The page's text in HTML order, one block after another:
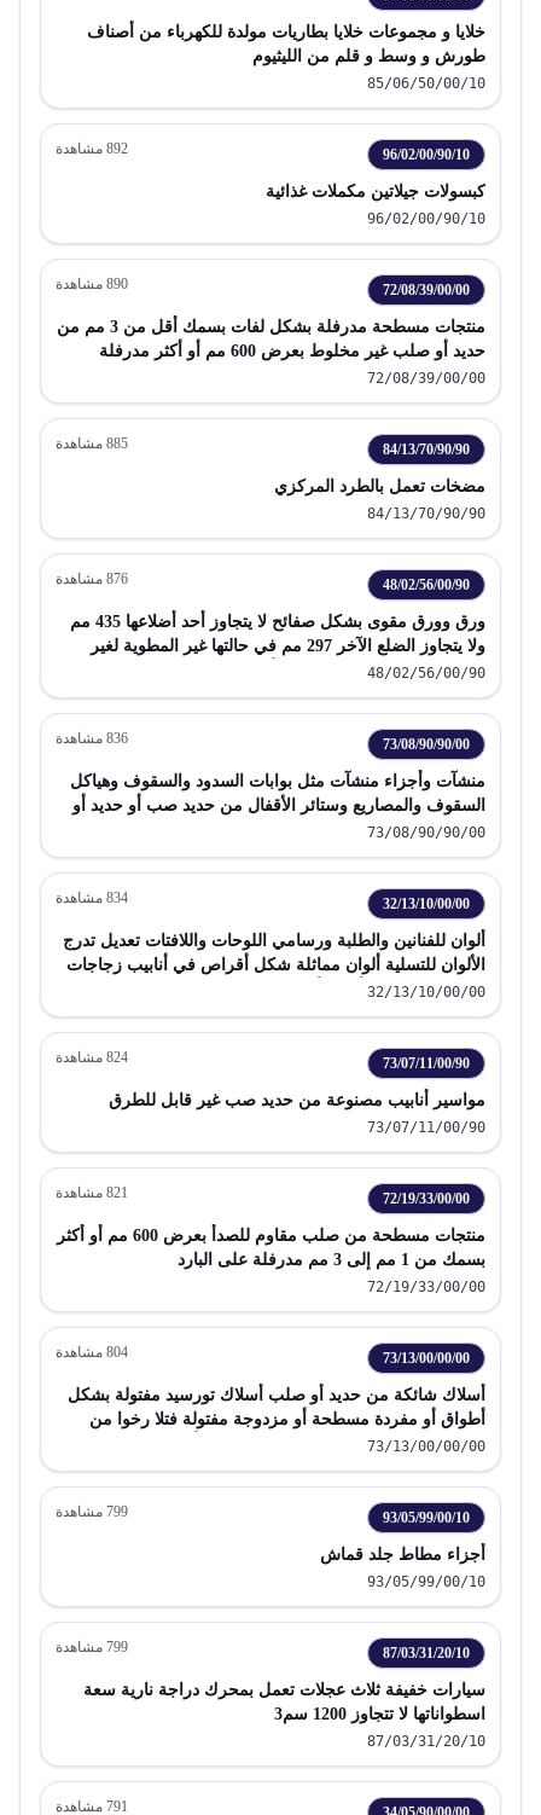
خلايا و مجموعات خلايا بطاريات مولدة للكهرباء من أصناف
طورش و وسط و قلم من الليثيوم
85/06/50/00/10
96/02/00/90/10
892 مشاهدة
كبسولات جيلاتين مكملات غذائية
96/02/00/90/10
72/08/39/00/00
890 مشاهدة
منتجات مسطحة مدرفلة بشكل لفات بسمك أقل من 3 مم من
حديد أو صلب غير مخلوط بعرض 600 مم أو أكثر مدرفلة
بالحرارة غير مكسوة ولا مطلية ولا مغطاة
72/08/39/00/00
84/13/70/90/90
885 مشاهدة
مضخات تعمل بالطرد المركزي
84/13/70/90/90
48/02/56/00/90
876 مشاهدة
ورق وورق مقوى بشكل صفائح لا يتجاوز أحد أضلاعها 435 مم
ولا يتجاوز الضلع الآخر 297 مم في حالتها غير المطوية لغير
الطباعة والكتابة لا يحتوي على ألياف متحصل عليها بطريقة آلية
أو كيميائية آلية أو لا يزيد محتواه الكلي من هذه الألياف عن
10% وزنا
48/02/56/00/90
73/08/90/90/00
836 مشاهدة
منشآت وأجزاء منشآت مثل بوابات السدود والسقوف وهياكل
السقوف والمصاريع وستائر الأقفال من حديد صب أو حديد أو
صلب
73/08/90/90/00
32/13/10/00/00
834 مشاهدة
ألوان للفنانين والطلبة ورسامي اللوحات واللافتات تعديل تدرج
الألوان للتسلية ألوان مماثلة شكل أقراص في أنابيب زجاجات
قوارير برطمانات أوعية أغلفة مماثلة
32/13/10/00/00
73/07/11/00/90
824 مشاهدة
مواسير أنابيب مصنوعة من حديد صب غير قابل للطرق
73/07/11/00/90
72/19/33/00/00
821 مشاهدة
منتجات مسطحة من صلب مقاوم للصدأ بعرض 600 مم أو أكثر
بسمك من 1 مم إلى 3 مم مدرفلة على البارد
72/19/33/00/00
73/13/00/00/00
804 مشاهدة
أسلاك شائكة من حديد أو صلب أسلاك تورسيد مفتولة بشكل
أطواق أو مفردة مسطحة أو مزدوجة مفتولة فتلا رخوا من
الأنواع المستعملة في السياجات من حديد أو صلب
73/13/00/00/00
93/05/99/00/10
799 مشاهدة
أجزاء مطاط جلد قماش
93/05/99/00/10
87/03/31/20/10
799 مشاهدة
سيارات خفيفة ثلاث عجلات تعمل بمحرك دراجة نارية سعة
اسطواناتها لا تتجاوز 1200 سم3
87/03/31/20/10
791 مشاهدة